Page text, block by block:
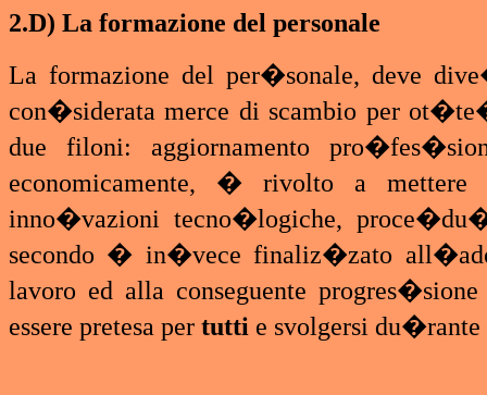
2.D) La formazione del personale
La formazione del per�sonale, deve
con�siderata merce di scambio per
due filoni: aggiornamento
economicamente, � rivolto a
inno�vazioni tecno�logiche,
secondo � in�vece finaliz�zato
lavoro ed alla conseguente
essere pretesa per tutti e svolgersi